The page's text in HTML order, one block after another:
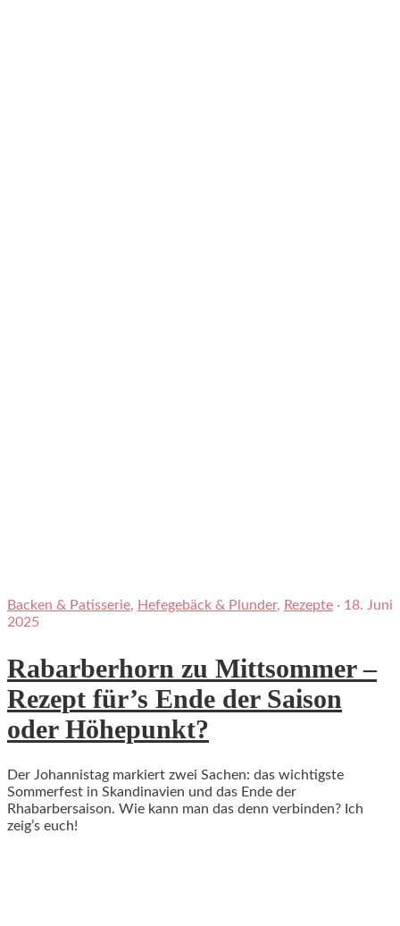
Backen & Patisserie, Hefegebäck & Plunder, Rezepte · 18. Juni
2025
Rabarberhorn zu Mittsommer –
Rezept für’s Ende der Saison
oder Höhepunkt?
Der Johannistag markiert zwei Sachen: das wichtigste
Sommerfest in Skandinavien und das Ende der
Rhabarbersaison. Wie kann man das denn verbinden? Ich
zeig’s euch!